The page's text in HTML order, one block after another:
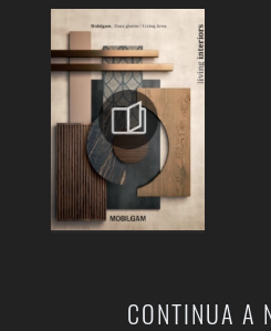
CONTINUA A